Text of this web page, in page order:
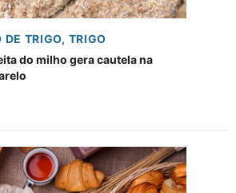
DE TRIGO, TRIGO
do milho gera cautela na